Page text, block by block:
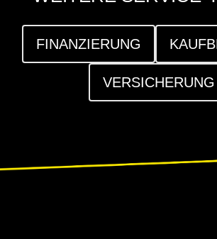
FINANZIERUNG
VERSICHERUNG